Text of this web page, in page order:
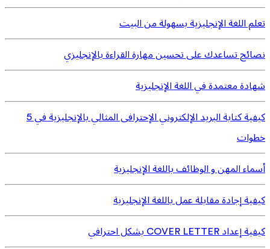
تعلم اللغة الإنجليزية بسهولة من البيت
نصائح تساعدك على تحسين مهارة القراءة بالإنجليزي
شهادة معتمدة في اللغة الإنجليزية
كيفية كتابة البريد الإلكتروني الإحترافى المثالي بالإنجليزية في 5
خطوات
أسماء المهن و الوظائف باللغة الإنجليزية
كيفية إجادة مقابلة عمل باللغة الإنجليزية
كيفية إعداد COVER LETTER بشكل احترافي